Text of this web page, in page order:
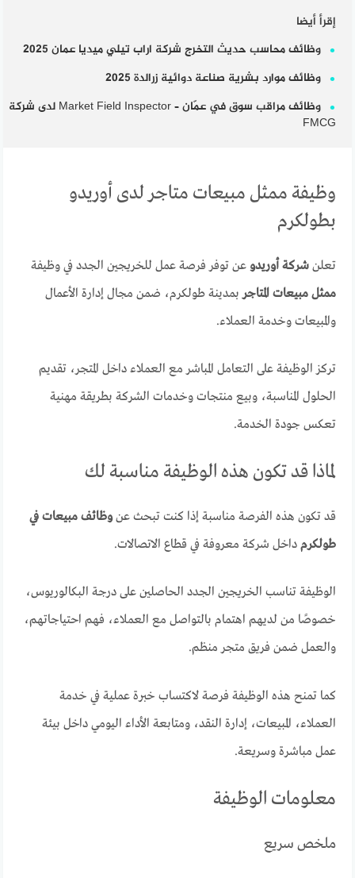
إقرأ أيضا
وظائف محاسب حديث التخرج شركة اراب تيلي ميديا عمان 2025
وظائف موارد بشرية صناعة دوائية زرالدة 2025
وظائف مراقب سوق في عمّان – Market Field Inspector لدى شركة
FMCG
وظيفة ممثل مبيعات متاجر لدى أوريدو
بطولكرم
تعلنشركة أوريدو عن توفر فرصة عمل للخريجين الجدد في وظيفة
ممثل مبيعات المتاجربمدينة طولكرم، ضمن مجال إدارة الأعمال
والمبيعات وخدمة العملاء.
تركز الوظيفة على التعامل المباشر مع العملاء داخل المتجر، تقديم
الحلول المناسبة، وبيع منتجات وخدمات الشركة بطريقة مهنية
تعكس جودة الخدمة.
لماذا قد تكون هذه الوظيفة مناسبة لك
قد تكون هذه الفرصة مناسبة إذا كنت تبحث عنوظائف مبيعات في
طولكرم داخل شركة معروفة في قطاع الاتصالات.
الوظيفة تناسب الخريجين الجدد الحاصلين على درجة البكالوريوس،
خصوصًا من لديهم اهتمام بالتواصل مع العملاء، فهم احتياجاتهم،
والعمل ضمن فريق متجر منظم.
كما تمنح هذه الوظيفة فرصة لاكتساب خبرة عملية في خدمة
العملاء، المبيعات، إدارة النقد، ومتابعة الأداء اليومي داخل بيئة
عمل مباشرة وسريعة.
معلومات الوظيفة
ملخص سريع